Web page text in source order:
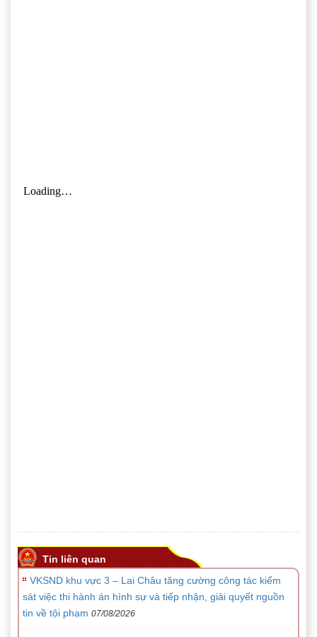
Tin liên quan
VKSND khu vực 3 – Lai Châu tăng cường công tác kiểm
sát việc thi hành án hình sự và tiếp nhận, giải quyết nguồn
tin về tội phạm 07/08/2026